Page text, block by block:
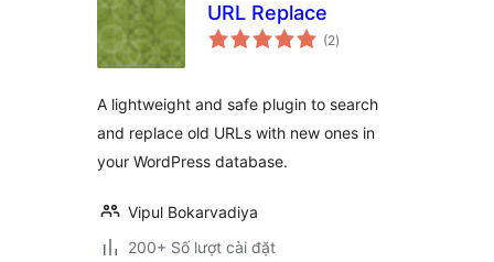
URL Replace
(2tổng
đánh
)
A lightweight and safe plugin to search
and replace old URLs with new ones in
your WordPress database.
Vipul Bokarvadiya
200+ Số lượt cài đặt